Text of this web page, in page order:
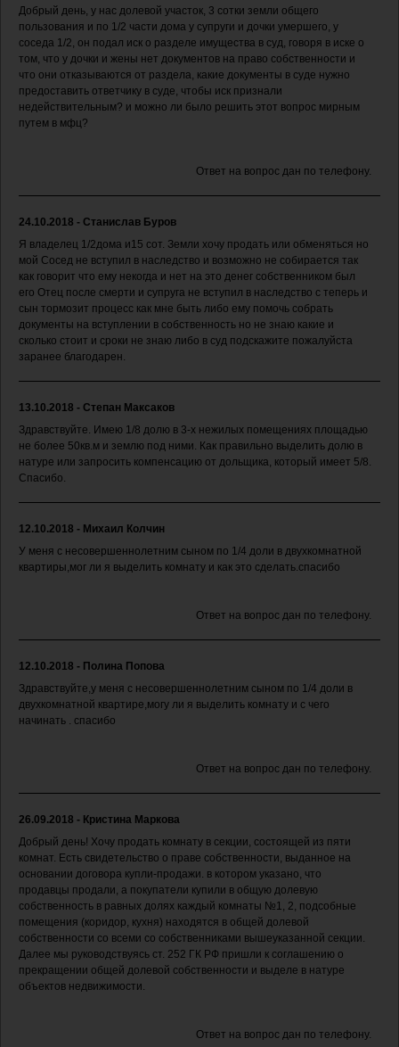
Добрый день, у нас долевой участок, 3 сотки земли общего
пользования и по 1/2 части дома у супруги и дочки умершего, у
соседа 1/2, он подал иск о разделе имущества в суд, говоря в иске о
том, что у дочки и жены нет документов на право собственности и
что они отказываются от раздела, какие документы в суде нужно
предоставить ответчику в суде, чтобы иск признали
недействительным? и можно ли было решить этот вопрос мирным
путем в мфц?
Ответ на вопрос дан по телефону.
24.10.2018 - Станислав Буров
Я владелец 1/2дома и15 сот. Земли хочу продать или обменяться но
мой Сосед не вступил в наследство и возможно не собирается так
как говорит что ему некогда и нет на это денег собственником был
его Отец после смерти и супруга не вступил в наследство с теперь и
сын тормозит процесс как мне быть либо ему помочь собрать
документы на вступлении в собственность но не знаю какие и
сколько стоит и сроки не знаю либо в суд подскажите пожалуйста
заранее благодарен.
13.10.2018 - Степан Максаков
Здравствуйте. Имею 1/8 долю в 3-х нежилых помещениях площадью
не более 50кв.м и землю под ними. Как правильно выделить долю в
натуре или запросить компенсацию от дольщика, который имеет 5/8.
Спасибо.
12.10.2018 - Михаил Колчин
У меня с несовершеннолетним сыном по 1/4 доли в двухкомнатной
квартиры,мог ли я выделить комнату и как это сделать.спасибо
Ответ на вопрос дан по телефону.
12.10.2018 - Полина Попова
Здравствуйте,у меня с несовершеннолетним сыном по 1/4 доли в
двухкомнатной квартире,могу ли я выделить комнату и с чего
начинать . спасибо
Ответ на вопрос дан по телефону.
26.09.2018 - Кристина Маркова
Добрый день! Хочу продать комнату в секции, состоящей из пяти
комнат. Есть свидетельство о праве собственности, выданное на
основании договора купли-продажи. в котором указано, что
продавцы продали, а покупатели купили в общую долевую
собственность в равных долях каждый комнаты №1, 2, подсобные
помещения (коридор, кухня) находятся в общей долевой
собственности со всеми со собственниками вышеуказанной секции.
Далее мы руководствуясь ст. 252 ГК РФ пришли к соглашению о
прекращении общей долевой собственности и выделе в натуре
объектов недвижимости.
Ответ на вопрос дан по телефону.